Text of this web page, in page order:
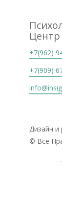
+7(962)
+7(909)
Дизайн и
© Все